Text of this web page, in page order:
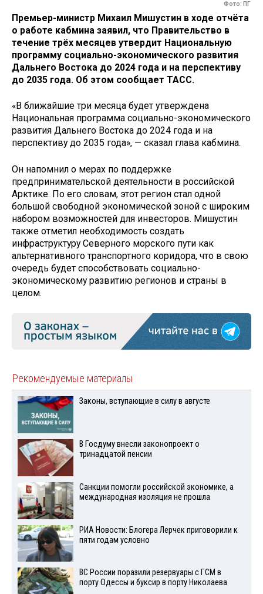
Фото: ПГ
Премьер-министр Михаил Мишустин в ходе отчёта
о работе кабмина заявил, что Правительство в
течение трёх месяцев утвердит Национальную
программу социально-экономического развития
Дальнего Востока до 2024 года и на перспективу
до 2035 года. Об этом сообщает ТАСС.
«В ближайшие три месяца будет утверждена
Национальная программа социально-экономического
развития Дальнего Востока до 2024 года и на
перспективу до 2035 года», — сказал глава кабмина.
Он напомнил о мерах по поддержке
предпринимательской деятельности в российской
Арктике. По его словам, этот регион стал одной
большой свободной экономической зоной с широким
набором возможностей для инвесторов. Мишустин
также отметил необходимость создать
инфраструктуру Северного морского пути как
альтернативного транспортного коридора, что в свою
очередь будет способствовать социально-
экономическому развитию регионов и страны в
целом.
Рекомендуемые материалы
Законы, вступающие в силу в августе
В Госдуму внесли законопроект о
тринадцатой пенсии
Санкции помогли российской экономике, а
международная изоляция не прошла
РИА Новости: Блогера Лерчек приговорили к
пяти годам условно
ВС России поразили резервуары с ГСМ в
порту Одессы и буксир в порту Николаева